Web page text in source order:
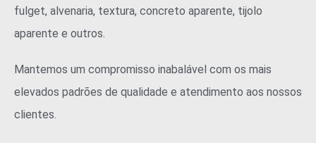
fulget, alvenaria, textura, concreto aparente, tijolo
aparente e outros.
Mantemos um compromisso inabalável com os mais
elevados padrões de qualidade e atendimento aos nossos
clientes.